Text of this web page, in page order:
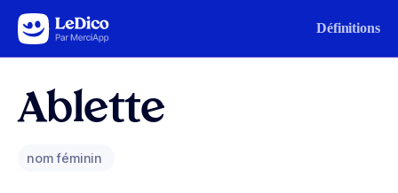
Aller au contenu Définitions
Ablette
nom féminin